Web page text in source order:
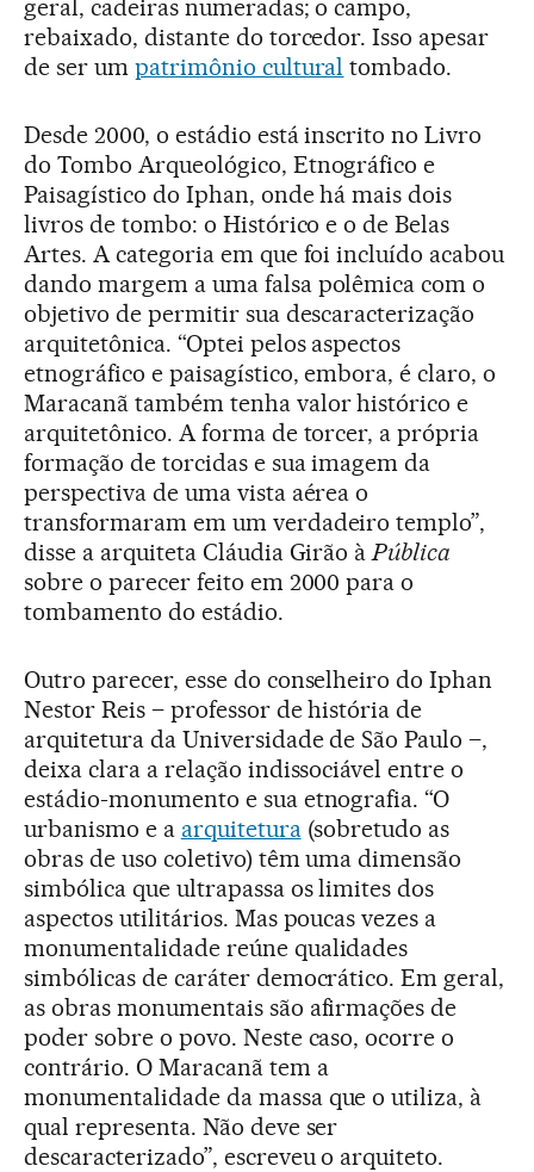
geral, cadeiras numeradas; o campo,
rebaixado, distante do torcedor. Isso apesar
de ser um patrimônio cultural tombado.
Desde 2000, o estádio está inscrito no Livro
do Tombo Arqueológico, Etnográfico e
Paisagístico do Iphan, onde há mais dois
livros de tombo: o Histórico e o de Belas
Artes. A categoria em que foi incluído acabou
dando margem a uma falsa polêmica com o
objetivo de permitir sua descaracterização
arquitetônica. “Optei pelos aspectos
etnográfico e paisagístico, embora, é claro, o
Maracanã também tenha valor histórico e
arquitetônico. A forma de torcer, a própria
formação de torcidas e sua imagem da
perspectiva de uma vista aérea o
transformaram em um verdadeiro templo”,
disse a arquiteta Cláudia Girão à Pública
sobre o parecer feito em 2000 para o
tombamento do estádio.
Outro parecer, esse do conselheiro do Iphan
Nestor Reis – professor de história de
arquitetura da Universidade de São Paulo –,
deixa clara a relação indissociável entre o
estádio-monumento e sua etnografia. “O
urbanismo e a arquitetura(sobretudo as
obras de uso coletivo) têm uma dimensão
simbólica que ultrapassa os limites dos
aspectos utilitários. Mas poucas vezes a
monumentalidade reúne qualidades
simbólicas de caráter democrático. Em geral,
as obras monumentais são afirmações de
poder sobre o povo. Neste caso, ocorre o
contrário. O Maracanã tem a
monumentalidade da massa que o utiliza, à
qual representa. Não deve ser
descaracterizado”, escreveu o arquiteto.